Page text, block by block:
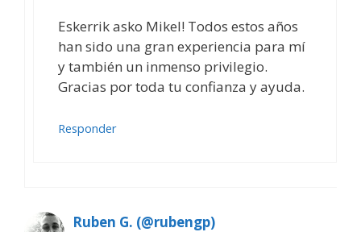
Eskerrik asko Mikel! Todos estos años
han sido una gran experiencia para mí
y también un inmenso privilegio.
Gracias por toda tu confianza y ayuda.
Responder
Ruben G. (@rubengp)